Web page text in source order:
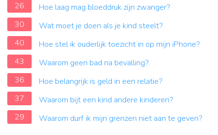
26
Hoe laag mag bloeddruk zijn zwanger?
30
Wat moet je doen als je kind steelt?
40
Hoe stel ik ouderlijk toezicht in op mijn iPhone?
43
Waarom geen bad na bevalling?
36
Hoe belangrijk is geld in een relatie?
37
Waarom bijt een kind andere kinderen?
29
Waarom durf ik mijn grenzen niet aan te geven?